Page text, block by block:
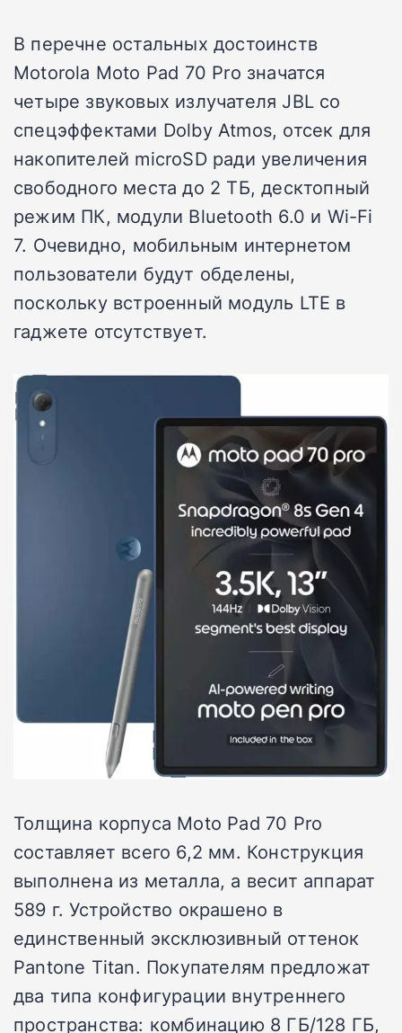
В перечне остальных достоинств
Motorola Moto Pad 70 Pro значатся
четыре звуковых излучателя JBL со
спецэффектами Dolby Atmos, отсек для
накопителей microSD ради увеличения
свободного места до 2 ТБ, десктопный
режим ПК, модули Bluetooth 6.0 и Wi-Fi
7. Очевидно, мобильным интернетом
пользователи будут обделены,
поскольку встроенный модуль LTE в
гаджете отсутствует.
Толщина корпуса Moto Pad 70 Pro
составляет всего 6,2 мм. Конструкция
выполнена из металла, а весит аппарат
589 г. Устройство окрашено в
единственный эксклюзивный оттенок
Pantone Titan. Покупателям предложат
два типа конфигурации внутреннего
пространства: комбинацию 8 ГБ/128 ГБ,